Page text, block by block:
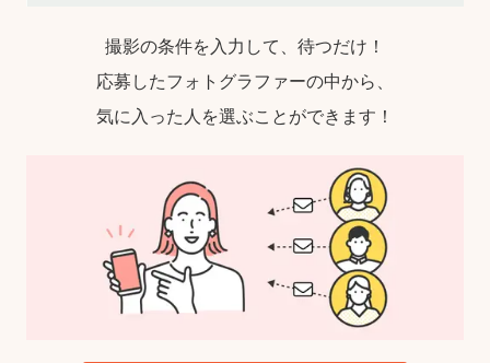
撮影の条件を入力して、待つだけ！
応募したフォトグラファーの中から、
気に入った人を選ぶことができます！